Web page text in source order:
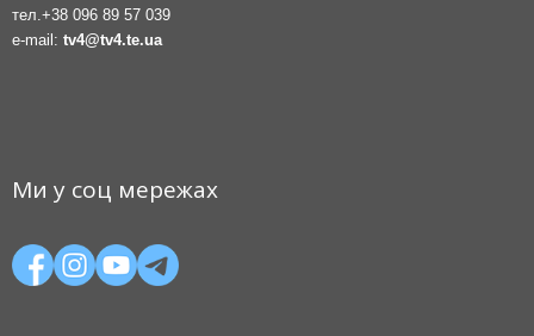
тел. +38 096 89 57 039
e-mail: tv4@tv4.te.ua
Ми у соц мережах